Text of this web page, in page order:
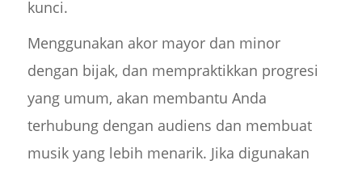
kunci.
Menggunakan akor mayor dan minor
dengan bijak, dan mempraktikkan progresi
yang umum, akan membantu Anda
terhubung dengan audiens dan membuat
musik yang lebih menarik. Jika digunakan